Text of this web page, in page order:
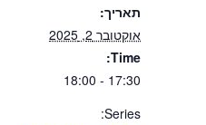
תאריך:
אוקטובר 2, 2025
Time:
17:30 - 18:00
Series: